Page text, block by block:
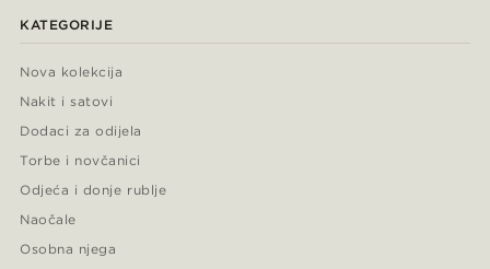
KATEGORIJE
Nova kolekcija
Nakit i satovi
Dodaci za odijela
Torbe i novčanici
Odjeća i donje rublje
Naočale
Osobna njega